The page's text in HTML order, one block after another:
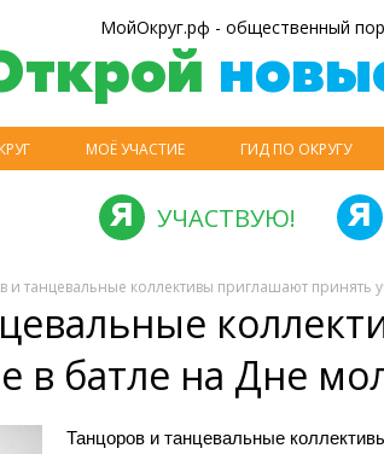
МойОкруг.рф - общественный
МОЁ УЧАСТИЕ ГИД ПО ОКРУГУ
УЧАСТВУЮ!
и танцевальные коллективы приглашают принять
в батле на Дне
Танцоров и танцевальные